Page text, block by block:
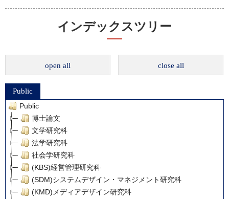
インデックスツリー
open all close all
Public
Public
博士論文
文学研究科
法学研究科
社会学研究科
(KBS)経営管理研究科
(SDM)システムデザイン・マネジメント研究科
(KMD)メディアデザイン研究科